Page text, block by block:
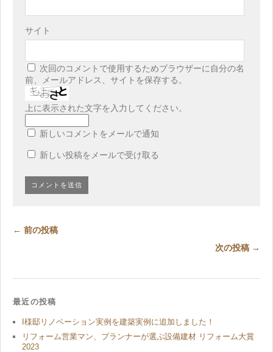
サイト
次回のコメントで使用するためブラウザーに自分の名
前、メールアドレス、サイトを保存する。
上に表示された文字を入力してください。
新しいコメントをメールで通知
新しい投稿をメールで受け取る
← 前の投稿
次の投稿 →
最近の投稿
I様邸リノベーション実例を建築実例に追加しました！
リフォーム営業マン、プランナーが選ぶ設備建材 リフォーム大賞
2023